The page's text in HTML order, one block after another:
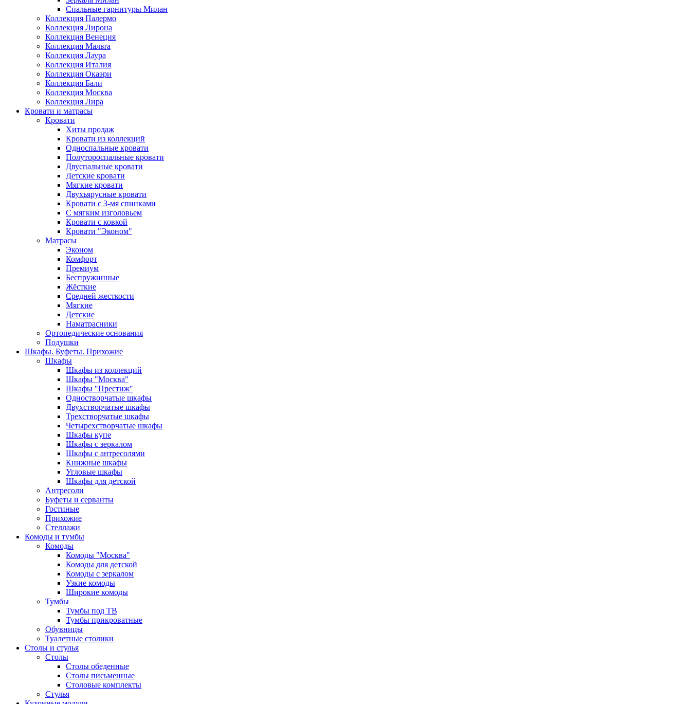
Спальные гарнитуры Милан
Коллекция Палермо
Коллекция Лирона
Коллекция Венеция
Коллекция Мальта
Коллекция Лаура
Коллекция Италия
Коллекция Окаэри
Коллекция Бали
Коллекция Москва
Коллекция Лира
Кровати и матрасы
Кровати
Хиты продаж
Кровати из коллекций
Односпальные кровати
Полутороспальные кровати
Двуспальные кровати
Детские кровати
Мягкие кровати
Двухъярусные кровати
Кровати с 3-мя спинками
С мягким изголовьем
Кровати с ковкой
Кровати "Эконом"
Матрасы
Эконом
Комфорт
Премиум
Беспружинные
Жёсткие
Средней жесткости
Мягкие
Детские
Наматрасники
Ортопедические основания
Подушки
Шкафы. Буфеты. Прихожие
Шкафы
Шкафы из коллекций
Шкафы "Москва"
Шкафы "Престиж"
Одностворчатые шкафы
Двухстворчатые шкафы
Трехстворчатые шкафы
Четырехстворчатые шкафы
Шкафы купе
Шкафы с зеркалом
Шкафы с антресолями
Книжные шкафы
Угловые шкафы
Шкафы для детской
Антресоли
Буфеты и серванты
Гостиные
Прихожие
Стеллажи
Комоды и тумбы
Комоды
Комоды "Москва"
Комоды для детской
Комоды с зеркалом
Узкие комоды
Широкие комоды
Тумбы
Тумбы под ТВ
Тумбы прикроватные
Обувницы
Туалетные столики
Столы и стулья
Столы
Столы обеденные
Столы письменные
Столовые комплекты
Стулья